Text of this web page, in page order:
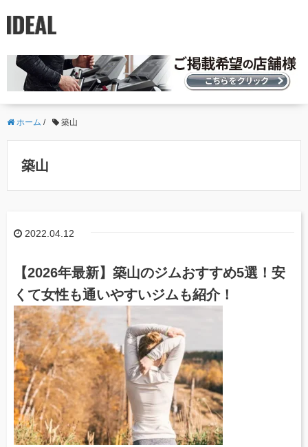
ホーム / 築山
築山
2022.04.12
【2026年最新】築山のジムおすすめ5選！安
くて女性も通いやすいジムも紹介！